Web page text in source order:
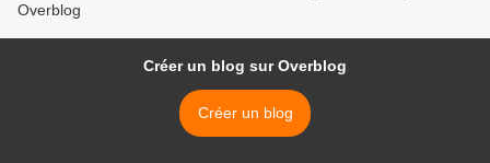
Overblog
Créer un blog sur Overblog
Créer un blog